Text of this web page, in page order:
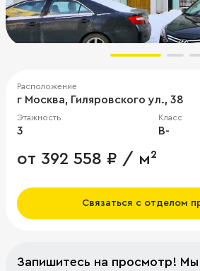
Расположение
г Москва, Гиляровского ул., 38
Этажность
3
Класс
B-
от 392 558 ₽ / м²
Связаться с отделом
Запишитесь на просмотр!